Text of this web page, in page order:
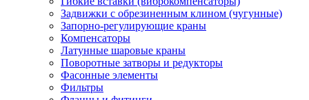
Задвижки с обрезиненным клином (чугунные)
Запорно-регулирующие краны
Компенсаторы
Латунные шаровые краны
Поворотные затворы и редукторы
Фасонные элементы
Фильтры